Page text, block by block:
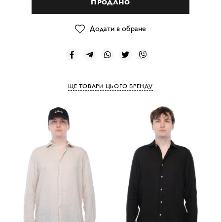
ПРОДАНО
Додати в обране
ЩЕ ТОВАРИ ЦЬОГО БРЕНДУ